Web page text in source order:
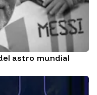
astro mundial